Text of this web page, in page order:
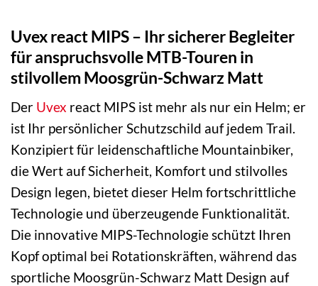
Uvex react MIPS – Ihr sicherer Begleiter
für anspruchsvolle MTB-Touren in
stilvollem Moosgrün-Schwarz Matt
Der Uvex react MIPS ist mehr als nur ein Helm; er
ist Ihr persönlicher Schutzschild auf jedem Trail.
Konzipiert für leidenschaftliche Mountainbiker,
die Wert auf Sicherheit, Komfort und stilvolles
Design legen, bietet dieser Helm fortschrittliche
Technologie und überzeugende Funktionalität.
Die innovative MIPS-Technologie schützt Ihren
Kopf optimal bei Rotationskräften, während das
sportliche Moosgrün-Schwarz Matt Design auf